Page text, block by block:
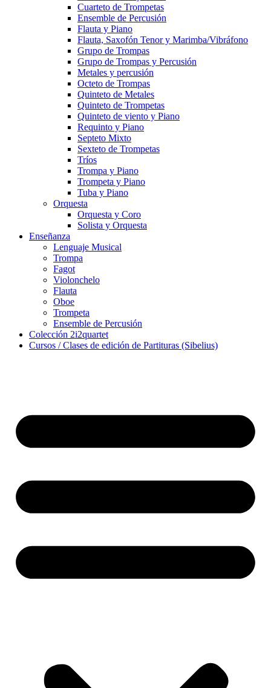
Cuarteto de Trompetas
Ensemble de Percusión
Flauta y Piano
Flauta, Saxofón Tenor y Marimba/Vibráfono
Grupo de Trompas
Grupo de Trompas y Percusión
Metales y percusión
Octeto de Trompas
Quinteto de Metales
Quinteto de Trompetas
Quinteto de viento y Piano
Requinto y Piano
Septeto Mixto
Sexteto de Trompetas
Tríos
Trompa y Piano
Trompeta y Piano
Tuba y Piano
Orquesta
Orquesta y Coro
Solista y Orquesta
Enseñanza
Lenguaje Musical
Trompa
Fagot
Violonchelo
Flauta
Oboe
Trompeta
Ensemble de Percusión
Colección 2i2quartet
Cursos / Clases de edición de Partituras (Sibelius)